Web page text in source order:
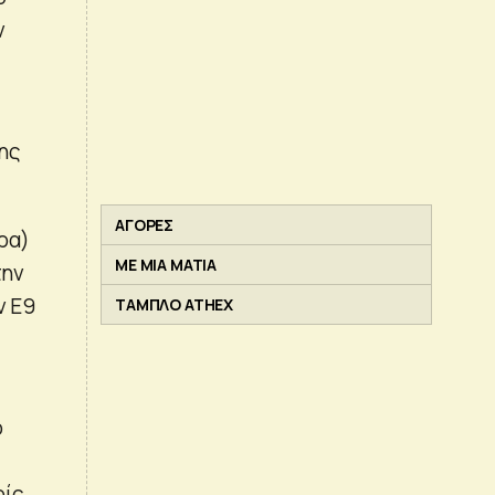
Ε9
ΑΓΟΡΕΣ
ΜΕ ΜΙΑ ΜΑΤΙΑ
ΤΑΜΠΛΟ ATHEX